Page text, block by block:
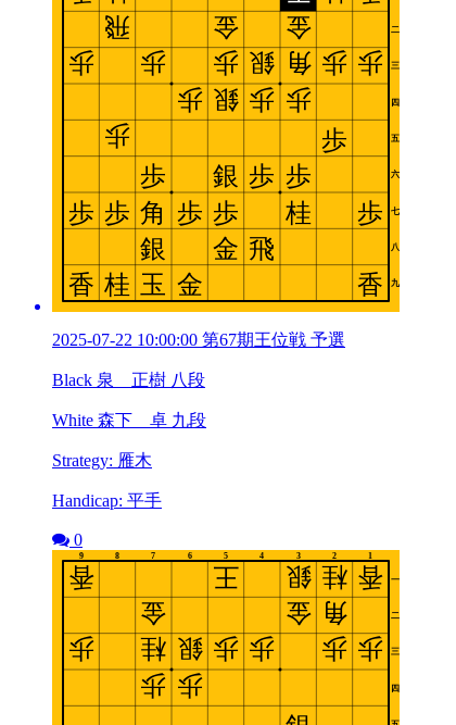
2025-07-22 10:00:00 第67期王位戦 予選
Black 泉 正樹 八段
White 森下 卓 九段
Strategy: 雁木
Handicap: 平手
0